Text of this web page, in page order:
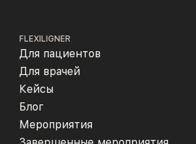
FLEXILIGNER
Для пациентов
Для врачей
Кейсы
Блог
Мероприятия